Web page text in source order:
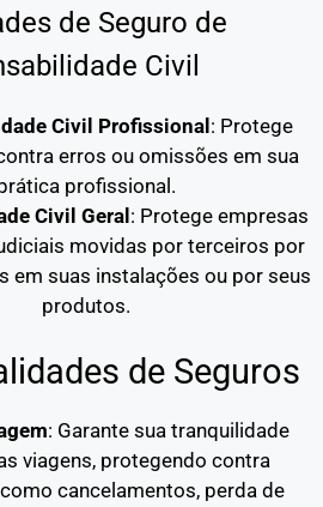
de Seguro de
Civil
Civil Profissional: Protege
erros ou omissões em sua
profissional.
Civil Geral: Protege empresas
movidas por terceiros por
em suas instalações ou por seus
produtos.
de Seguros
: Garante sua tranquilidade
viagens, protegendo contra
cancelamentos, perda de